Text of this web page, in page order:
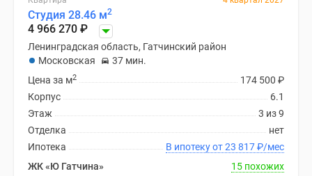
Студия 28.46 м2
4 966 270 ₽
Ленинградская область, Гатчинский район
Московская
37 мин.
174 500 ₽
Цена за м2
6.1
Корпус
3 из 9
Этаж
нет
Отделка
В ипотеку от 23 817₽/мес
Ипотека
ЖК «Ю Гатчина»
15 похожих